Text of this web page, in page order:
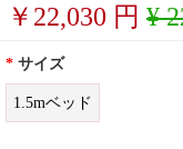
￥ 22,030 円 ¥
* サイズ
1.5mベッド